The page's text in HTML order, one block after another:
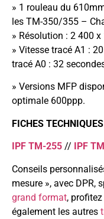
» 1 rouleau du
les TM-350/355 –
» Résolution : 2 400
» Vitesse tracé A1 :
tracé A0 : 32
» Versions MFP
optimale 600ppp.
FICHES
IPF TM-255 // IPF
Conseils
mesure », avec DPR,
grand format,
également les autres